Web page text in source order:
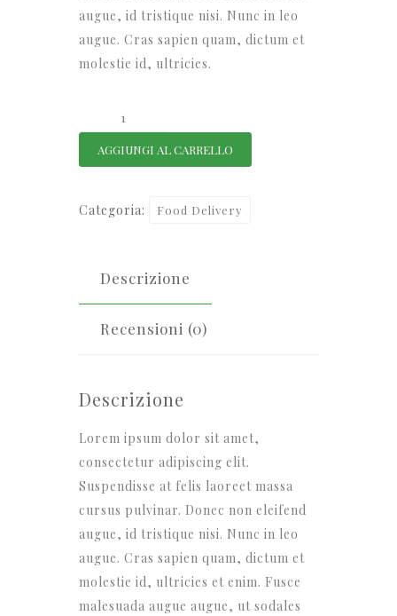
augue, id tristique nisi. Nunc in leo
augue. Cras sapien quam, dictum et
molestie id, ultricies.
Vegetables
quantità
AGGIUNGI AL CARRELLO
Categoria: Food Delivery
Descrizione
Recensioni (0)
Descrizione
Lorem ipsum dolor sit amet,
consectetur adipiscing elit.
Suspendisse at felis laoreet massa
cursus pulvinar. Donec non eleifend
augue, id tristique nisi. Nunc in leo
augue. Cras sapien quam, dictum et
molestie id, ultricies et enim. Fusce
malesuada augue augue, ut sodales